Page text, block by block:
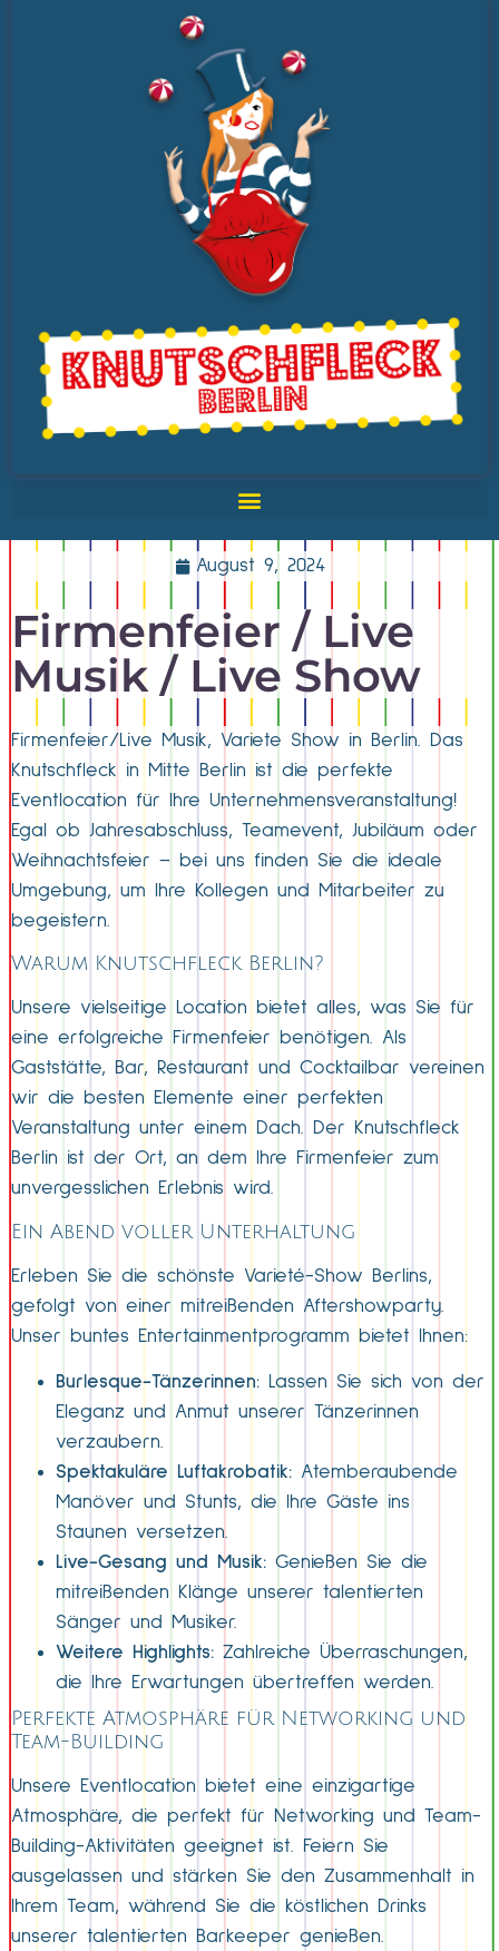
August 9, 2024
Firmenfeier / Live
Musik / Live Show
Firmenfeier/Live Musik, Variete Show in Berlin. Das
Knutschfleck in Mitte Berlin ist die perfekte
Eventlocation für Ihre Unternehmensveranstaltung!
Egal ob Jahresabschluss, Teamevent, Jubiläum oder
Weihnachtsfeier – bei uns finden Sie die ideale
Umgebung, um Ihre Kollegen und Mitarbeiter zu
begeistern.
Warum Knutschfleck Berlin?
Unsere vielseitige Location bietet alles, was Sie für
eine erfolgreiche Firmenfeier benötigen. Als
Gaststätte, Bar, Restaurant und Cocktailbar vereinen
wir die besten Elemente einer perfekten
Veranstaltung unter einem Dach. Der Knutschfleck
Berlin ist der Ort, an dem Ihre Firmenfeier zum
unvergesslichen Erlebnis wird.
Ein Abend voller Unterhaltung
Erleben Sie die schönste Varieté-Show Berlins,
gefolgt von einer mitreißenden Aftershowparty.
Unser buntes Entertainmentprogramm bietet Ihnen:
Burlesque-Tänzerinnen: Lassen Sie sich von der
Eleganz und Anmut unserer Tänzerinnen
verzaubern.
Spektakuläre Luftakrobatik: Atemberaubende
Manöver und Stunts, die Ihre Gäste ins
Staunen versetzen.
Live-Gesang und Musik: Genießen Sie die
mitreißenden Klänge unserer talentierten
Sänger und Musiker.
Weitere Highlights: Zahlreiche Überraschungen,
die Ihre Erwartungen übertreffen werden.
Perfekte Atmosphäre für Networking und
Team-Building
Unsere Eventlocation bietet eine einzigartige
Atmosphäre, die perfekt für Networking und Team-
Building-Aktivitäten geeignet ist. Feiern Sie
ausgelassen und stärken Sie den Zusammenhalt in
Ihrem Team, während Sie die köstlichen Drinks
unserer talentierten Barkeeper genießen.